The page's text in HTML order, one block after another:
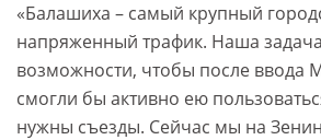
«Балашиха – самый крупный
напряженный трафик. Наша задача
возможности, чтобы после ввода
смогли бы активно ею
нужны съезды. Сейчас мы на